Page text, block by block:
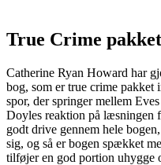
True Crime
Catherine Ryan Howard har
bog, som er true crime
spor, der springer mellem
Doyles reaktion på læsningen
godt drive gennem hele
sig, og så er bogen spækket
tilføjer en god portion uhygge